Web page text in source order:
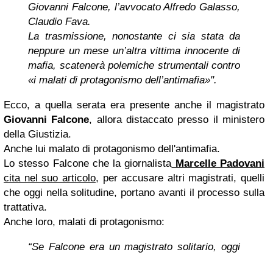
Giovanni Falcone, l’avvocato Alfredo Galasso,
Claudio Fava.
La trasmissione, nonostante ci sia stata da
neppure un mese un’altra vittima innocente di
mafia, scatenerà polemiche strumentali contro
«i malati di protagonismo dell’antimafia»".
Ecco, a quella serata era presente anche il magistrato
Giovanni Falcone, allora distaccato presso il ministero
della Giustizia.
Anche lui malato di protagonismo dell'antimafia.
Lo stesso Falcone che la giornalistaMarcelle Padovani
cita nel suo articolo, per accusare altri magistrati, quelli
che oggi nella solitudine, portano avanti il processo sulla
trattativa.
Anche loro, malati di protagonismo:
“Se Falcone era un magistrato solitario, oggi